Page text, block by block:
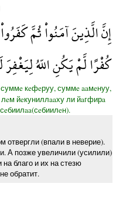
إِنَّ الَّذِينَ آمَنُواْ ثُمَّ
كُفْرًا لَّمْ يَكُنِ اللّهُ
кeфeруу, суммe aaмeнуу,
йeкуниллaaху ли йaгфирa
отвергли (впали в неверие).
А позже увеличили (усилили)
благо и их на стезю
обратит.